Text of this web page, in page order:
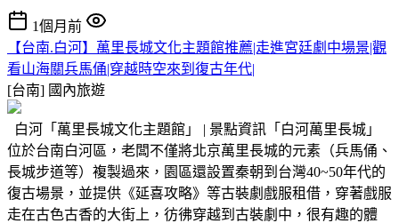
1個月前
【台南.白河】萬里長城文化主題館推薦|走進宮廷劇中場景|觀
看山海關兵馬俑|穿越時空來到復古年代|
[台南] 國內旅遊
白河「萬里長城文化主題館」 | 景點資訊「白河萬里長城」
位於台南白河區，老闆不僅將北京萬里長城的元素（兵馬俑、
長城步道等）複製過來，園區還設置秦朝到台灣40~50年代的
復古場景，並提供《延喜攻略》等古裝劇戲服租借，穿著戲服
走在古色古香的大街上，彷彿穿越到古裝劇中，很有趣的體